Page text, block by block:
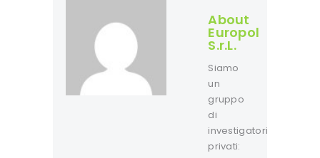
About
Europol
S.r.L.
Siamo
un
gruppo
di
investigatori
privati: